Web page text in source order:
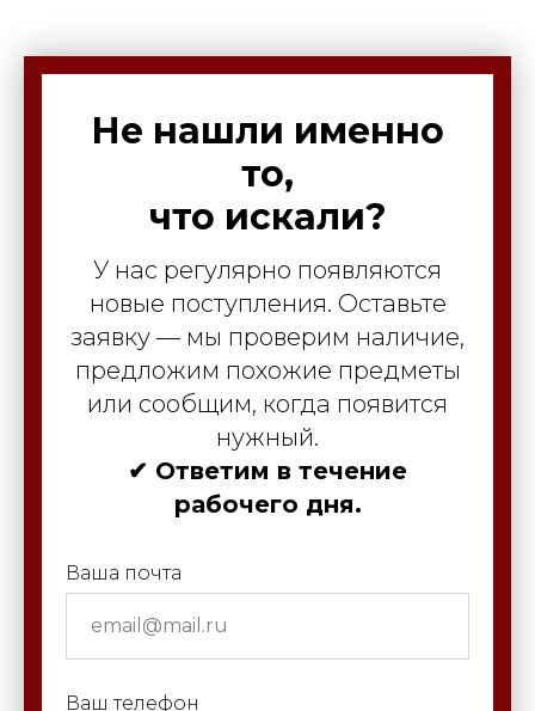
Не нашли именно
то,
что искали?
У нас регулярно появляются
новые поступления. Оставьте
заявку — мы проверим наличие,
предложим похожие предметы
или сообщим, когда появится
нужный.
✔ Ответим в течение
рабочего дня.
Ваша почта
Ваш телефон